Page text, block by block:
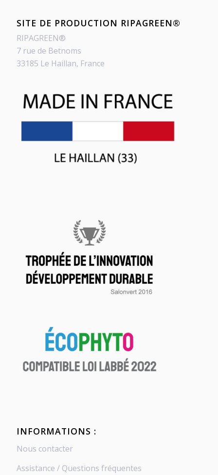
SITE DE PRODUCTION RIPAGREEN®
RIPAGREEN®
7 rue de Betnoms
33185 Le Haillan, France
INFORMATIONS :
Nous contacter
Assistance / Questions fréquentes